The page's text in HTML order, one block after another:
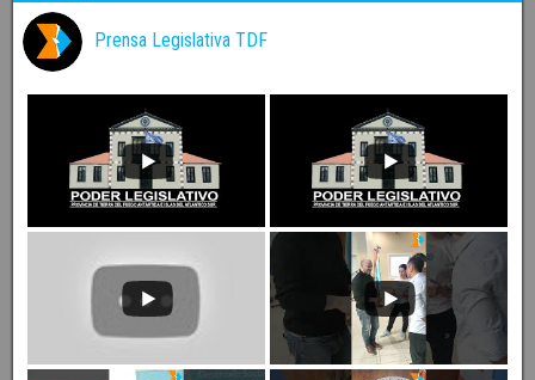
Prensa Legislativa TDF